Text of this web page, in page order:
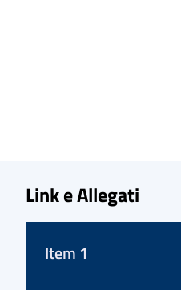
Link e Allegati
Item 1